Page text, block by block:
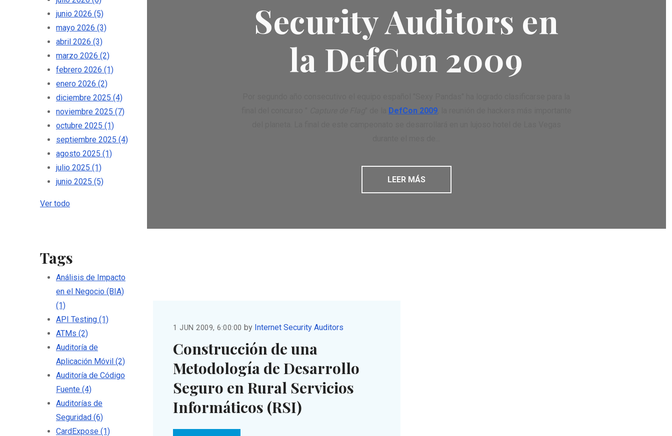
junio 2026 (5)
mayo 2026 (3)
abril 2026 (3)
marzo 2026 (2)
febrero 2026 (1)
enero 2026 (2)
diciembre 2025 (4)
noviembre 2025 (7)
octubre 2025 (1)
septiembre 2025 (4)
agosto 2025 (1)
julio 2025 (1)
junio 2025 (5)
Ver todo
Tags
Análisis de Impacto
en el Negocio (BIA)
(1)
API Testing (1)
ATMs (2)
Auditoría de
Aplicación Móvil (2)
Auditoría de Código
Fuente (4)
Auditorías de
Seguridad (6)
CardExpose (1)
Security Auditors en
la DefCon 2009
DefCon 2009, la reunión de hackers más importante
LEER MÁS
1 JUN 2009, 6:00:00 by Internet Security Auditors
Construcción de una
Metodología de Desarrollo
Seguro en Rural Servicios
Informáticos (RSI)